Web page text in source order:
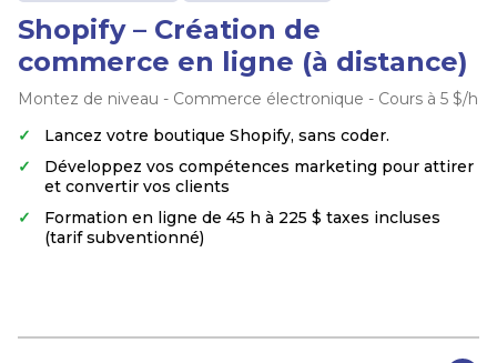
Shopify – Création de
commerce en ligne (à distance)
Montez de niveau - Commerce électronique - Cours à 5 $/h
Lancez votre boutique Shopify, sans coder.
Développez vos compétences marketing pour attirer
et convertir vos clients
Formation en ligne de 45 h à 225 $ taxes incluses
(tarif subventionné)